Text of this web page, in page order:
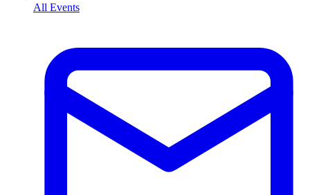
All Events